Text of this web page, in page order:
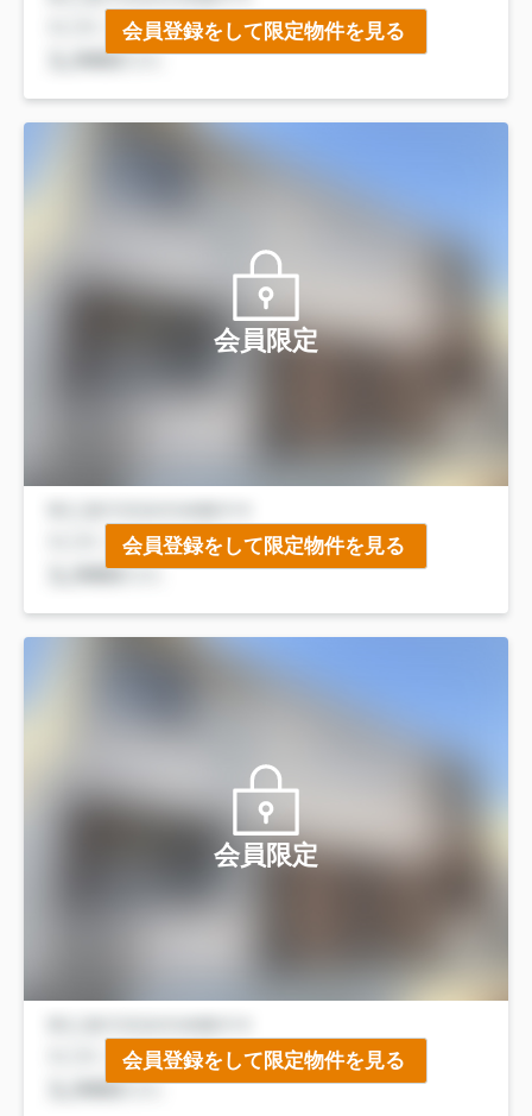
会員登録をして限定物件を見る
会員限定
会員登録をして限定物件を見る
会員限定
会員登録をして限定物件を見る